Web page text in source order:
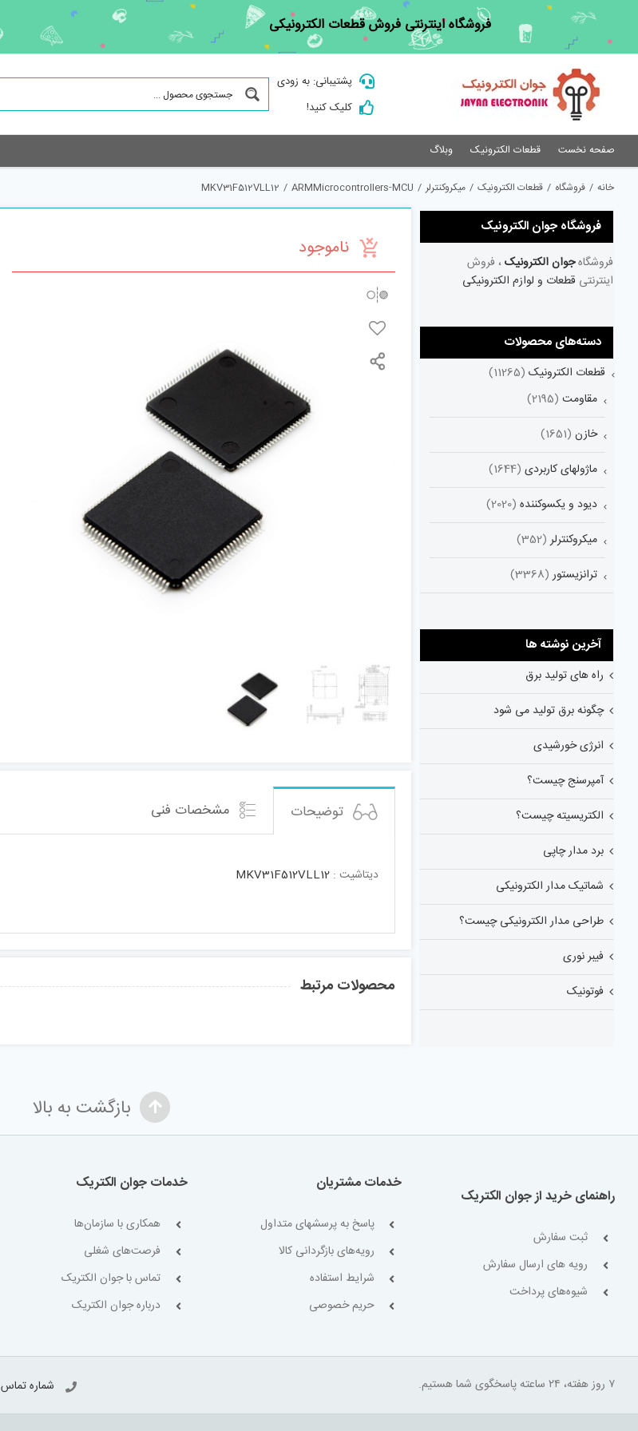
content
فروشگاه اینترنتی فروش قطعات الکترونیکی
پشتیبانی: به زودی
کلیک کنید!
صفحه نخست قطعات الکترونیک وبلاگ
خانه / فروشگاه / قطعات الکترونیک / میکروکنترلر /
ARMMicrocontrollers-MCU
/
MKV31F512VLL12
ناموجود
توضیحات مشخصات فنی
دیتاشیت : MKV31F512VLL12
محصولات مرتبط
فروشگاه جوان الکترونیک
فروشگاهجوان الکترونیک ، فروش
اینترنتی قطعات و لوازم الکترونیکی
دسته‌های محصولات
قطعات الکترونیک (11265)
مقاومت (2195)
خازن (1651)
ماژولهای کاربردی (1644)
دیود و یکسوکننده (2020)
میکروکنترلر (352)
ترانزیستور (3368)
آخرین نوشته ها
راه های تولید برق
چگونه برق تولید می شود
انرژی خورشیدی
آمپرسنج چیست؟
الکتریسیته چیست؟
برد مدار چاپی
شماتیک مدار الکترونیکی
طراحی مدار الکترونیکی چیست؟
فیبر نوری
فوتونیک
بازگشت به بالا
راهنمای خرید از جوان الکتریک
ثبت سفارش
رویه های ارسال سفارش
شیوه‌های پرداخت
خدمات مشتریان
پاسخ به پرسشهای متداول
رویه‌های بازگردانی کالا
شرایط استفاده
حریم خصوصی
خدمات جوان الکتریک
همکاری با سازمان‌ها
فرصت‌های شغلی
تماس با جوان الکتریک
درباره جوان الکتریک
۷ روز هفته، ۲۴ ساعته پاسخگوی شما هستیم. شماره تماس